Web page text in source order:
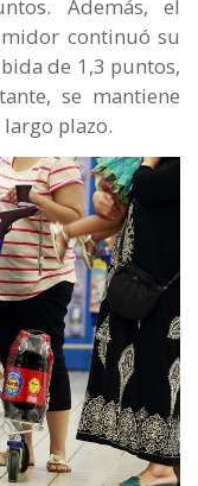
Además, el
continuó su
de 1,3 puntos,
se mantiene
plazo.